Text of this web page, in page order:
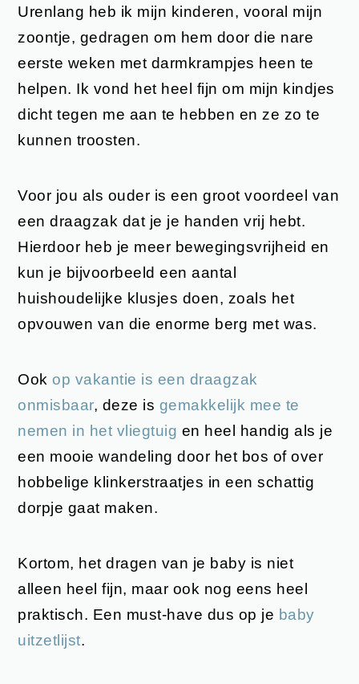
Urenlang heb ik mijn kinderen, vooral mijn
zoontje, gedragen om hem door die nare
eerste weken met darmkrampjes heen te
helpen. Ik vond het heel fijn om mijn kindjes
dicht tegen me aan te hebben en ze zo te
kunnen troosten.
Voor jou als ouder is een groot voordeel van
een draagzak dat je je handen vrij hebt.
Hierdoor heb je meer bewegingsvrijheid en
kun je bijvoorbeeld een aantal
huishoudelijke klusjes doen, zoals het
opvouwen van die enorme berg met was.
Ookop vakantie is een draagzak
onmisbaar, deze is gemakkelijk mee te
nemen in het vliegtuig en heel handig als je
een mooie wandeling door het bos of over
hobbelige klinkerstraatjes in een schattig
dorpje gaat maken.
Kortom, het dragen van je baby is niet
alleen heel fijn, maar ook nog eens heel
praktisch. Een must-have dus op je baby
uitzetlijst.